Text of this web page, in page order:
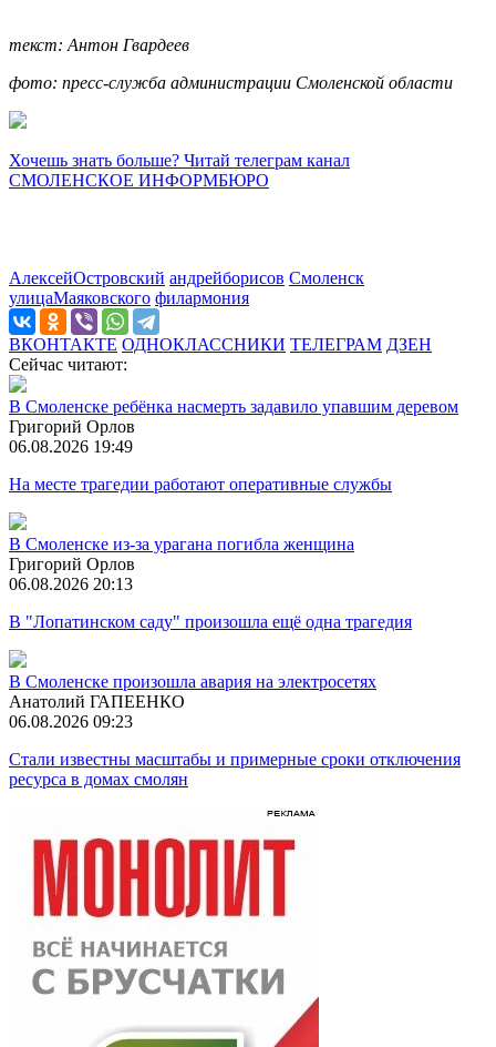
текст: Антон Гвардеев
фото: пресс-служба администрации Смоленской области
Хочешь знать больше? Читай телеграм канал
СМОЛЕНСКОЕ ИНФОРМБЮРО
АлексейОстровский андрейборисов Смоленск
улицаМаяковского филармония
ВКОНТАКТЕ ОДНОКЛАССНИКИ ТЕЛЕГРАМ ДЗЕН
Сейчас читают:
В Смоленске ребёнка насмерть задавило упавшим деревом
Григорий Орлов
06.08.2026 19:49
На месте трагедии работают оперативные службы
В Смоленске из-за урагана погибла женщина
Григорий Орлов
06.08.2026 20:13
В "Лопатинском саду" произошла ещё одна трагедия
В Смоленске произошла авария на электросетях
Анатолий ГАПЕЕНКО
06.08.2026 09:23
Стали известны масштабы и примерные сроки отключения
ресурса в домах смолян